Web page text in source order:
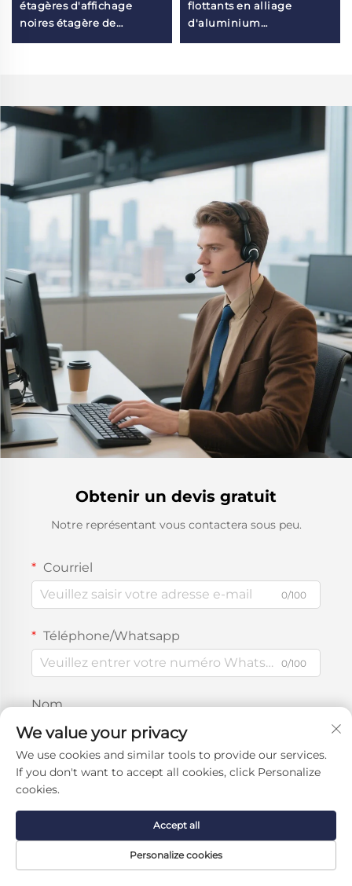
étagères d'affichage
noires étagère de
flottants en alliage
d'aluminium
Obtenir un devis gratuit
Notre représentant vous contactera sous peu.
Courriel
0/100
Téléphone/Whatsapp
0/100
Nom
Nom de l'entreprise
Message
We value your privacy
We use cookies and similar tools to provide our services.
If you don't want to accept all cookies, click Personalize
cookies.
Personalize cookies
Accept all